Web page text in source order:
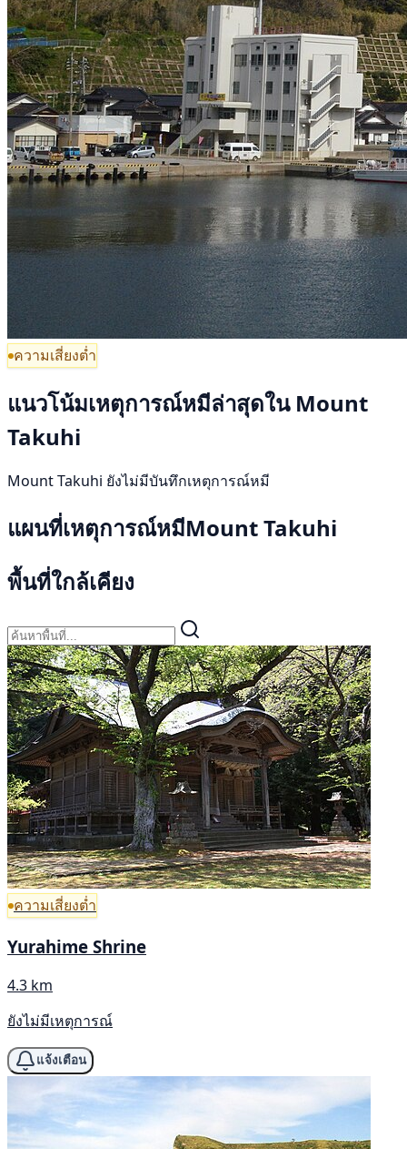
ความเสี่ยงต่ำ
แนวโน้มเหตุการณ์หมีล่าสุดใน Mount
Takuhi
Mount Takuhi ยังไม่มีบันทึกเหตุการณ์หมี
แผนที่เหตุการณ์หมีMount Takuhi
พื้นที่ใกล้เคียง
ความเสี่ยงต่ำ
Yurahime Shrine
4.3 km
ยังไม่มีเหตุการณ์
แจ้งเตือน